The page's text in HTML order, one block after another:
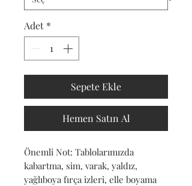
Adet *
Sepete Ekle
Hemen Satın Al
Önemli Not: Tablolarımızda
kabartma, sim, varak, yaldız,
yağlıboya fırça izleri, elle boyama